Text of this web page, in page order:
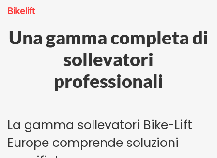
Bikelift
Una gamma completa di
sollevatori
professionali
La gamma sollevatori Bike-Lift
Europe comprende soluzioni